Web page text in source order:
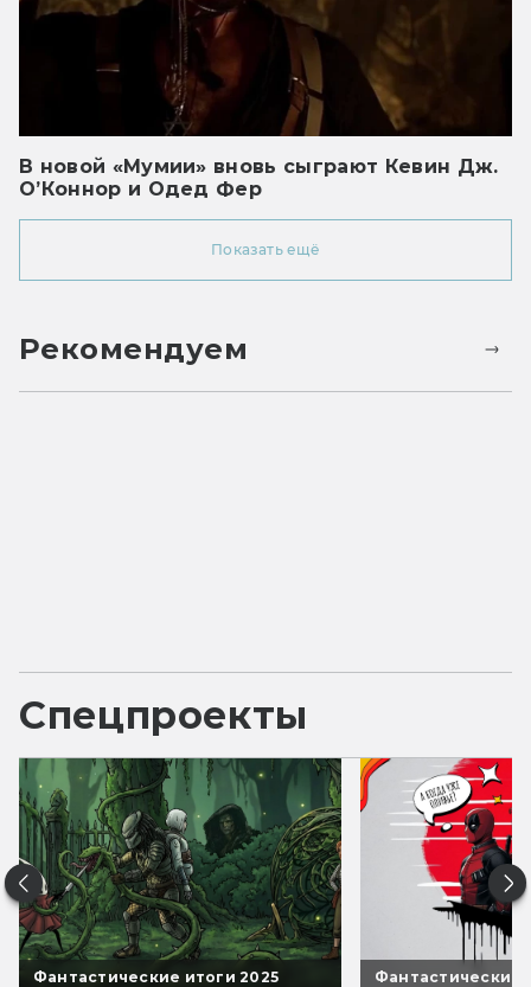
В новой «Мумии» вновь сыграют Кевин Дж.
О’Коннор и Одед Фер
Показать ещё
Рекомендуем
Спецпроекты
Фантастические итоги 2025 Фантастические